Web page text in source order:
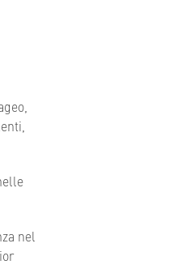
nel